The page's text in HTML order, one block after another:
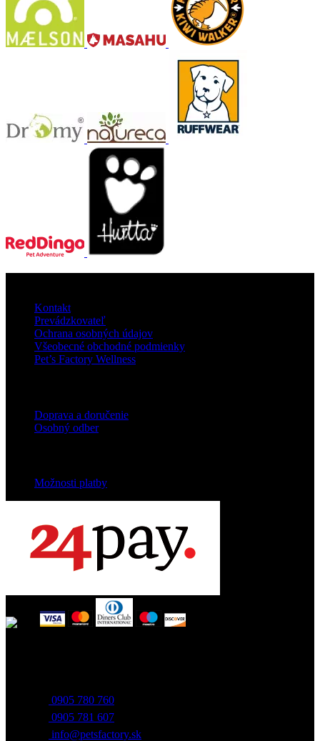
Kontakt
Prevádzkovateľ
Ochrana osobných údajov
Všeobecné obchodné podmienky
Pet’s Factory Wellness
Doprava a doručenie
Osobný odber
Možnosti platby
0905 780 760
0905 781 607
info@petsfactory.sk